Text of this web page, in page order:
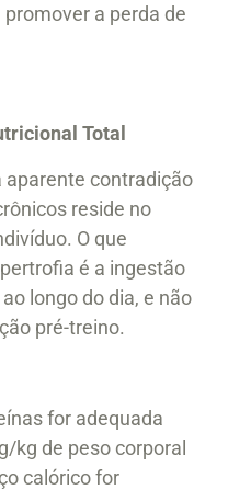
a perda de
Total
aparente contradição
reside no
O que
é a ingestão
longo do dia, e não
pré-treino.
for adequada
kg de peso corporal
calórico for